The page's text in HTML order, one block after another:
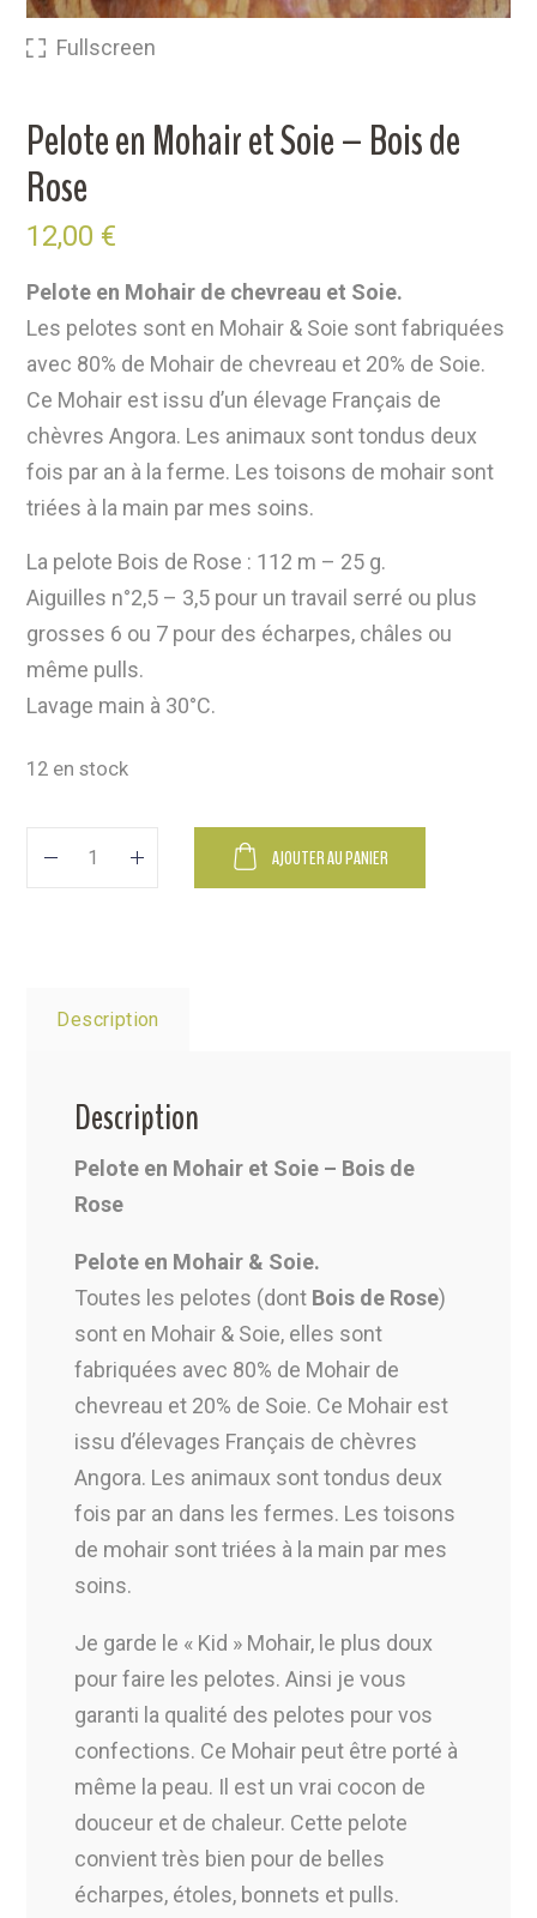
Fullscreen
Pelote en Mohair et Soie – Bois de
Rose
12,00 €
Pelote en Mohair de chevreau et Soie.
Les pelotes sont en Mohair & Soie sont fabriquées
avec 80% de Mohair de chevreau et 20% de Soie.
Ce Mohair est issu d’un élevage Français de
chèvres Angora. Les animaux sont tondus deux
fois par an à la ferme. Les toisons de mohair sont
triées à la main par mes soins.
La pelote Bois de Rose : 112 m – 25 g.
Aiguilles n°2,5 – 3,5 pour un travail serré ou plus
grosses 6 ou 7 pour des écharpes, châles ou
même pulls.
Lavage main à 30°C.
12 en stock
AJOUTER AU PANIER
Description
Description
Pelote en Mohair et Soie – Bois de
Rose
Pelote en Mohair & Soie.
Toutes les pelotes (dont Bois de Rose)
sont en Mohair & Soie, elles sont
fabriquées avec 80% de Mohair de
chevreau et 20% de Soie. Ce Mohair est
issu d’élevages Français de chèvres
Angora. Les animaux sont tondus deux
fois par an dans les fermes. Les toisons
de mohair sont triées à la main par mes
soins.
Je garde le « Kid » Mohair, le plus doux
pour faire les pelotes. Ainsi je vous
garanti la qualité des pelotes pour vos
confections. Ce Mohair peut être porté à
même la peau. Il est un vrai cocon de
douceur et de chaleur. Cette pelote
convient très bien pour de belles
écharpes, étoles, bonnets et pulls.